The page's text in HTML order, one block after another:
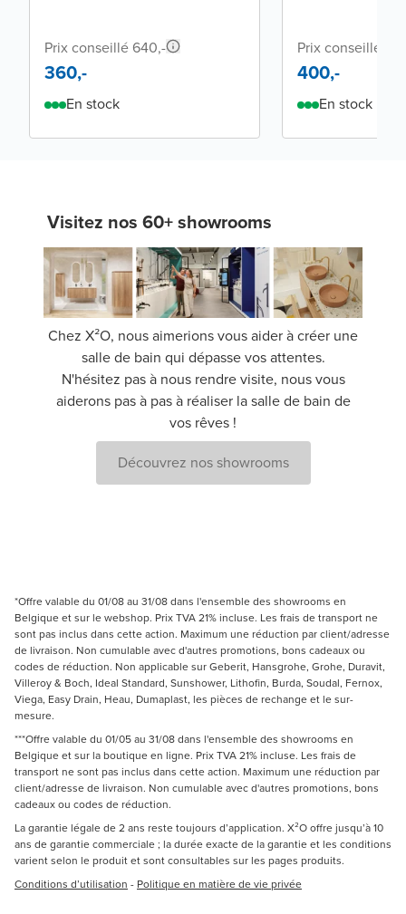
Prix conseillé 640,-
360,-
En stock
Prix conseillé
400,-
En stock
Visitez nos 60+ showrooms
Chez X²O, nous aimerions vous aider à créer une
salle de bain qui dépasse vos attentes.
N'hésitez pas à nous rendre visite, nous vous
aiderons pas à pas à réaliser la salle de bain de
vos rêves !
Découvrez nos showrooms
*Offre valable du 01/08 au 31/08 dans l'ensemble des showrooms en
Belgique et sur le webshop. Prix TVA 21% incluse. Les frais de transport ne
sont pas inclus dans cette action. Maximum une réduction par client/adresse
de livraison. Non cumulable avec d'autres promotions, bons cadeaux ou
codes de réduction. Non applicable sur Geberit, Hansgrohe, Grohe, Duravit,
Villeroy & Boch, Ideal Standard, Sunshower, Lithofin, Burda, Soudal, Fernox,
Viega, Easy Drain, Heau, Dumaplast, les pièces de rechange et le sur-
mesure.
***Offre valable du 01/05 au 31/08 dans l'ensemble des showrooms en
Belgique et sur la boutique en ligne. Prix TVA 21% incluse. Les frais de
transport ne sont pas inclus dans cette action. Maximum une réduction par
client/adresse de livraison. Non cumulable avec d'autres promotions, bons
cadeaux ou codes de réduction.
La garantie légale de 2 ans reste toujours d’application. X²O offre jusqu’à 10
ans de garantie commerciale ; la durée exacte de la garantie et les conditions
varient selon le produit et sont consultables sur les pages produits.
Conditions d’utilisation - Politique en matière de vie privée